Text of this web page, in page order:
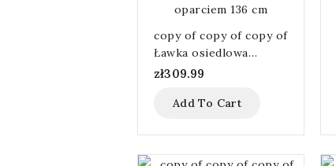
copy of copy of copy of
Ławka osiedlowa
miejska z oparciem 136
zł309.99
Add To Cart